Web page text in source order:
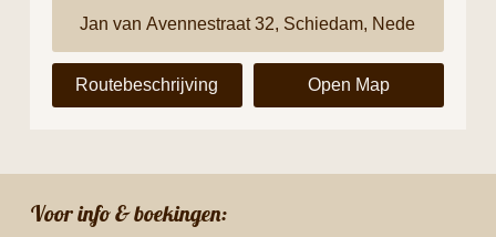
Routebeschrijving Open Map
Voor info & boekingen: